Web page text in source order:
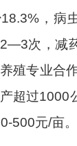
，病
次，减
殖专业合
超过1000
500元/亩。